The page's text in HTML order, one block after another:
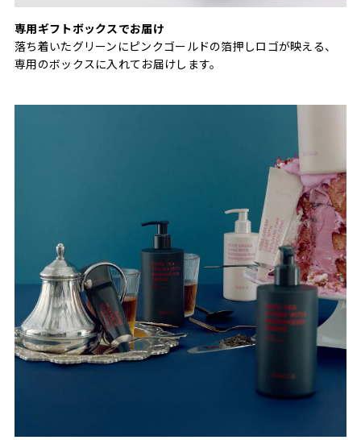
専用ギフトボックスでお届け
落ち着いたグリーンにピンクゴールドの箔押しロゴが映える、
専用のボックスに入れてお届けします。